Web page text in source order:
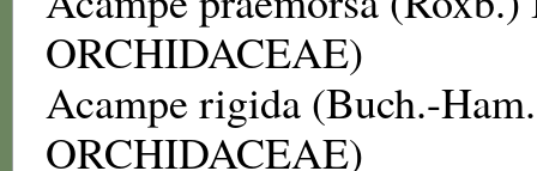
ORCHIDACEAE)
Acampe rigida (Buch.-
ORCHIDACEAE)